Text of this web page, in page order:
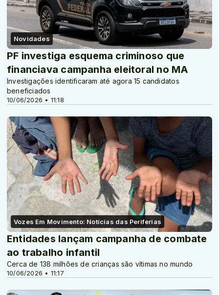
Novidades
10/06/2026 • 11:18
PF investiga esquema criminoso que
financiava campanha eleitoral no MA
Investigações identificaram até agora 15 candidatos
beneficiados
Vozes Em Movimento: Notícias das Periferias
10/06/2026 • 11:17
Entidades lançam campanha de combate
ao trabalho infantil
Cerca de 138 milhões de crianças são vítimas no mundo